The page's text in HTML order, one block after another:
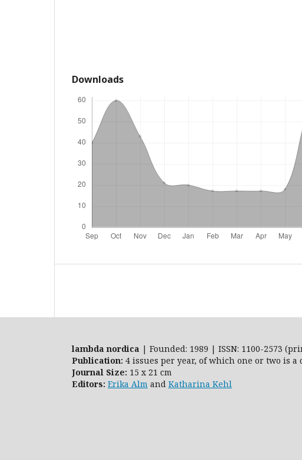
Downloads
lambda nordica | Founded: 1989 | ISSN: 1100-2573
Publication: 4 issues per year, of which one or two is a
Journal Size: 15 x 21 cm
Editors: Erika Alm and Katharina Kehl